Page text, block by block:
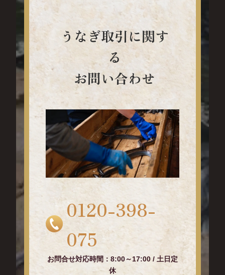
うなぎ取引に関す
る
お問い合わせ
0120-398-
075
お問合せ対応時間：8:00～17:00 / 土日定
休